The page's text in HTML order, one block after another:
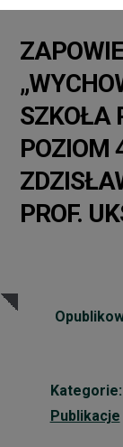
SZKOŁA
POZIOM
PROF.
Kategorie:
Publikacje